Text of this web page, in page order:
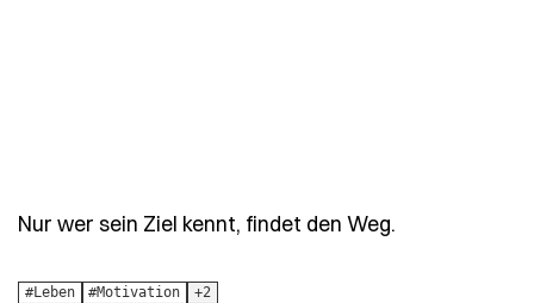
Nur wer sein Ziel kennt, findet den Weg.
#Leben #Motivation +2